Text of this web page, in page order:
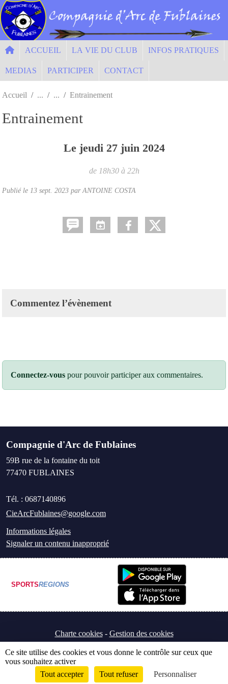
ACCUEIL LA VIE DU CLUB INFOS PRATIQUES
MEDIAS PARTICIPER CONTACT
Accueil Entrainement
Entrainement
Le jeudi 27 juin 2024
de 18h30 à 22h
Publié le 13 sept. 2023 par ANTOINE COSTA
Commentez l’évènement
Connectez-vous pour pouvoir participer aux commentaires.
Compagnie d'Arc de Fublaines
59B rue de la fontaine du toit
77470 FUBLAINES
Tél. : 0687140896
CieArcFublaines@google.com
Informations légales
Signaler un contenu inapproprié
SPORTSREGIONS
Charte cookies Gestion des cookies
Envie de participer ? Connexion
Panneau de gestion des cookies
Ce site utilise des cookies et vous donne le contrôle sur ceux que
vous souhaitez activer
Tout accepter
Tout refuser Personnaliser